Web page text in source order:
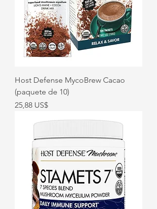
Host Defense MycoBrew Cacao
(paquete de 10)
Precio
25,88 US$